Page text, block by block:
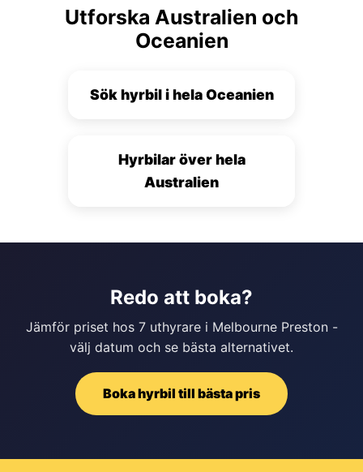
Utforska Australien och
Oceanien
Sök hyrbil i hela Oceanien
Hyrbilar över hela
Australien
Redo att boka?
Jämför priset hos 7 uthyrare i Melbourne Preston -
välj datum och se bästa alternativet.
Boka hyrbil till bästa pris